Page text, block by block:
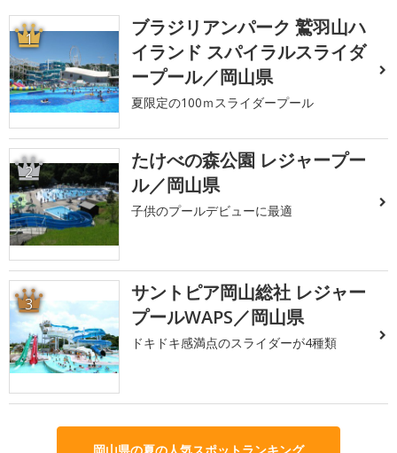
1
ブラジリアンパーク 鷲羽山ハ
イランド スパイラルスライダ
ープール／岡山県
夏限定の100ｍスライダープール
2
たけべの森公園 レジャープー
ル／岡山県
子供のプールデビューに最適
3
サントピア岡山総社 レジャー
プールWAPS／岡山県
ドキドキ感満点のスライダーが4種類
岡山県の夏の人気スポットランキング